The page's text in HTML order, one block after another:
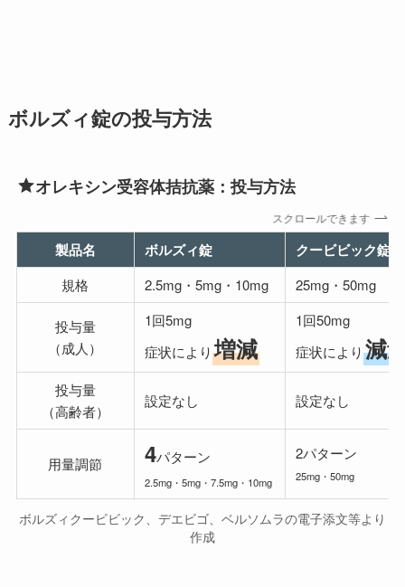
ボルズィ錠の投与方法
オレキシン受容体拮抗薬：投与方法
スクロールできます
製品名 ボルズィ錠 クービビック錠
規格 2.5mg・5mg・10mg 25mg・50mg
投与量
（成人）
1回5mg
症状により増減
1回50mg
症状により減
投与量
（高齢者）
設定なし 設定なし
用量調節 4パターン
2.5mg・5mg・7.5mg・10mg
2パターン
25mg・50mg
ボルズィクービビック、デエビゴ、ベルソムラの電子添文等より
作成